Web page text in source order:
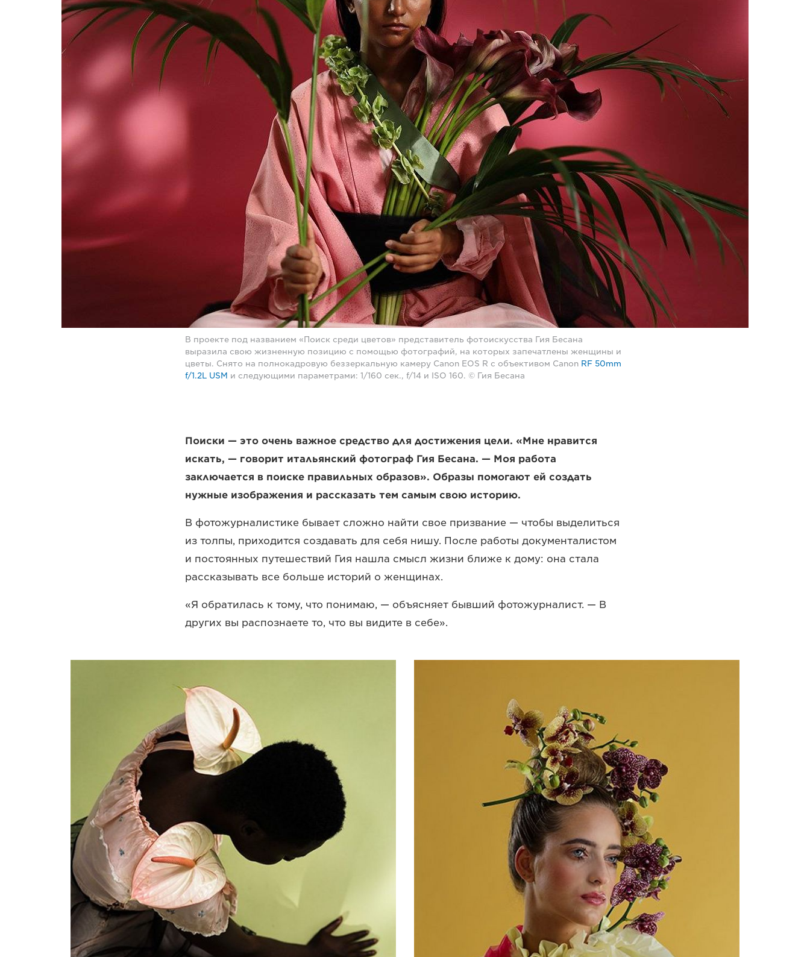
В проекте под названием «Поиск среди цветов» представитель фотоискусства Гия Бесана
выразила свою жизненную позицию с помощью фотографий, на которых запечатлены женщины и
цветы. Снято на полнокадровую беззеркальную камеру Canon EOS R с объективом Canon RF 50mm
f/1.2L USM и следующими параметрами: 1/160 сек., f/14 и ISO 160. © Гия Бесана
Поиски — это очень важное средство для достижения цели. «Мне нравится
искать, — говорит итальянский фотограф Гия Бесана. — Моя работа
заключается в поиске правильных образов». Образы помогают ей создать
нужные изображения и рассказать тем самым свою историю.
В фотожурналистике бывает сложно найти свое призвание — чтобы выделиться
из толпы, приходится создавать для себя нишу. После работы документалистом
и постоянных путешествий Гия нашла смысл жизни ближе к дому: она стала
рассказывать все больше историй о женщинах.
«Я обратилась к тому, что понимаю, — объясняет бывший фотожурналист. — В
других вы распознаете то, что вы видите в себе».